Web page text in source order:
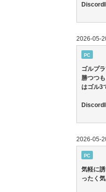
2026-05-
PC
ゴルプ
勝つつ
はゴル3
2026-05-
PC
気軽に
ったく気